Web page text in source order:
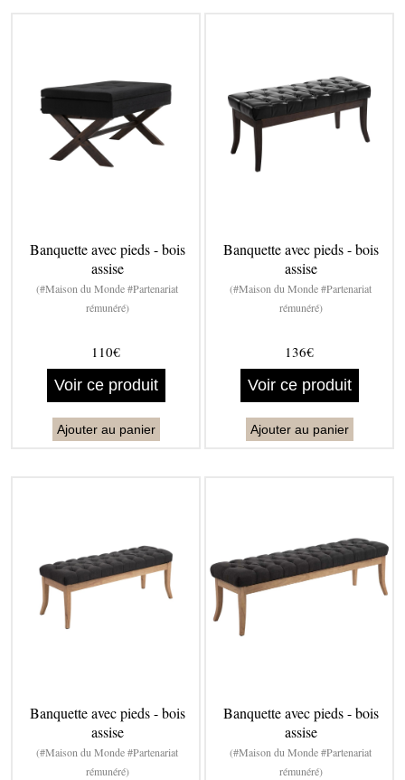
Banquette avec pieds - bois
assise
(#Maison du Monde #Partenariat
rémunéré)
110€
Voir ce produit
Ajouter au panier
Banquette avec pieds - bois
assise
(#Maison du Monde #Partenariat
rémunéré)
136€
Voir ce produit
Ajouter au panier
Banquette avec pieds - bois
assise
(#Maison du Monde #Partenariat
rémunéré)
Banquette avec pieds - bois
assise
(#Maison du Monde #Partenariat
rémunéré)